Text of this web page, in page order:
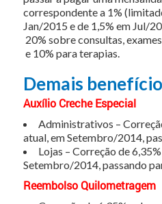
correspondente a 1%
Jan/2015 e de 1,5% em Jul/
20% sobre consultas,
e 10% para terapias.
Demais
Auxílio Creche Especial
Administrativos –
atual, em Setembro/2014,
Lojas – Correção de
Setembro/2014, passando
Reembolso Quilometragem